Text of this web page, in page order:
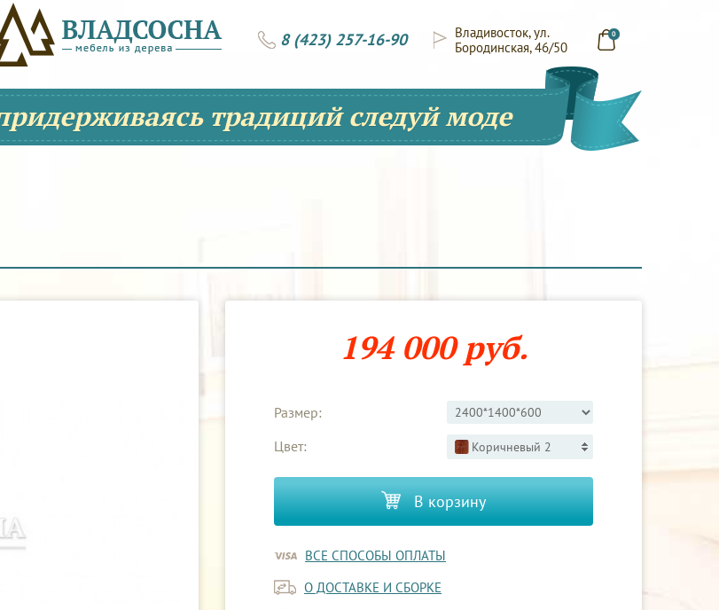
0
Владивосток, ул.
Бородинская, 46/50
8 (423) 257-16-90
традиций следуй моде
194 000 руб.
Размер:
Цвет:
Коричневый 2
В корзину
ВСЕ СПОСОБЫ ОПЛАТЫ
О ДОСТАВКЕ И СБОРКЕ